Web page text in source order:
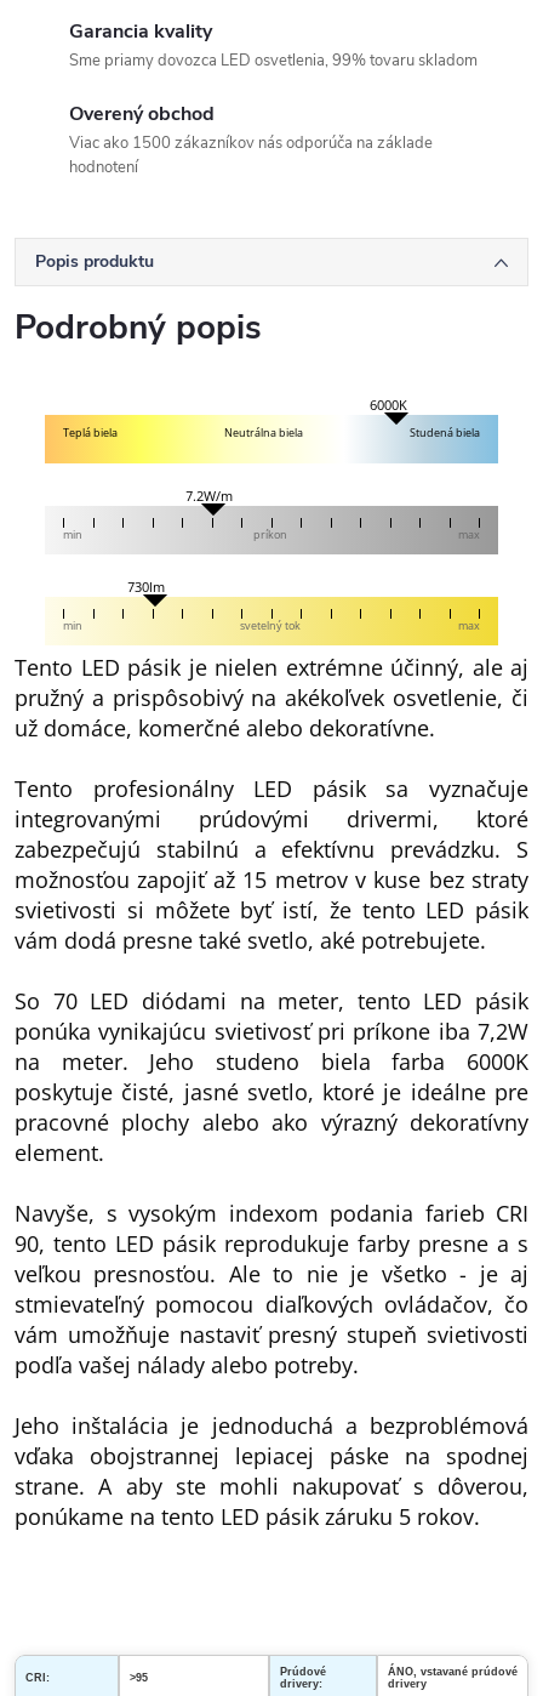
Garancia kvality
Sme priamy dovozca LED osvetlenia, 99% tovaru skladom
Overený obchod
Viac ako 1500 zákazníkov nás odporúča na základe
hodnotení
Popis produktu
Podrobný popis
6000K
Teplá biela Neutrálna biela Studená biela
7.2W/m
min príkon max
730lm
min svetelný tok max
Tento LED pásik je nielen extrémne účinný, ale aj
pružný a prispôsobivý na akékoľvek osvetlenie, či
už domáce, komerčné alebo dekoratívne.
Tento profesionálny LED pásik sa vyznačuje
integrovanými prúdovými drivermi, ktoré
zabezpečujú stabilnú a efektívnu prevádzku. S
možnosťou zapojiť až 15 metrov v kuse bez straty
svietivosti si môžete byť istí, že tento LED pásik
vám dodá presne také svetlo, aké potrebujete.
So 70 LED diódami na meter, tento LED pásik
ponúka vynikajúcu svietivosť pri príkone iba 7,2W
na meter. Jeho studeno biela farba 6000K
poskytuje čisté, jasné svetlo, ktoré je ideálne pre
pracovné plochy alebo ako výrazný dekoratívny
element.
Navyše, s vysokým indexom podania farieb CRI
90, tento LED pásik reprodukuje farby presne a s
veľkou presnosťou. Ale to nie je všetko - je aj
stmievateľný pomocou diaľkových ovládačov, čo
vám umožňuje nastaviť presný stupeň svietivosti
podľa vašej nálady alebo potreby.
Jeho inštalácia je jednoduchá a bezproblémová
vďaka obojstrannej lepiacej páske na spodnej
strane. A aby ste mohli nakupovať s dôverou,
ponúkame na tento LED pásik záruku 5 rokov.
CRI: >95
Prúdové
drivery:
ÁNO, vstavané prúdové
drivery